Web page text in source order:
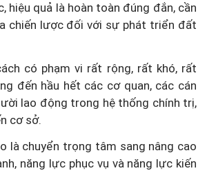
hiệu quả là hoàn toàn đúng đắn, cần
chiến lược đối với sự phát triển đất
có phạm vi rất rộng, rất khó, rất
đến hầu hết các cơ quan, các cán
lao động trong hệ thống chính trị,
cơ sở.
là chuyển trọng tâm sang nâng cao
năng lực phục vụ và năng lực kiến